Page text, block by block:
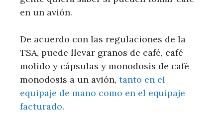
en un avión.
De acuerdo con las regulaciones de la
TSA, puede llevar granos de café, café
molido y cápsulas y monodosis de café
monodosis a un avión, tanto en el
equipaje de mano como en el equipaje
facturado.